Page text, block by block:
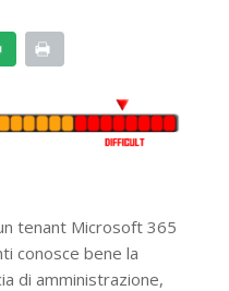
tenant Microsoft 365
conosce bene la
di amministrazione,